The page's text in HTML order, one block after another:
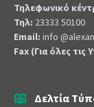
Τηλεφωνικό
Τηλ: 23333 50100
Email: info
Fax (Για όλες
Δελτία